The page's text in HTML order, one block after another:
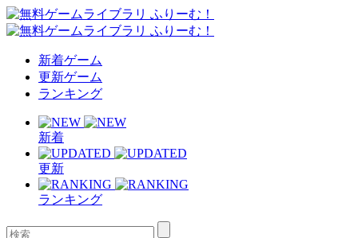
新着ゲーム
更新ゲーム
ランキング
新着
更新
ランキング